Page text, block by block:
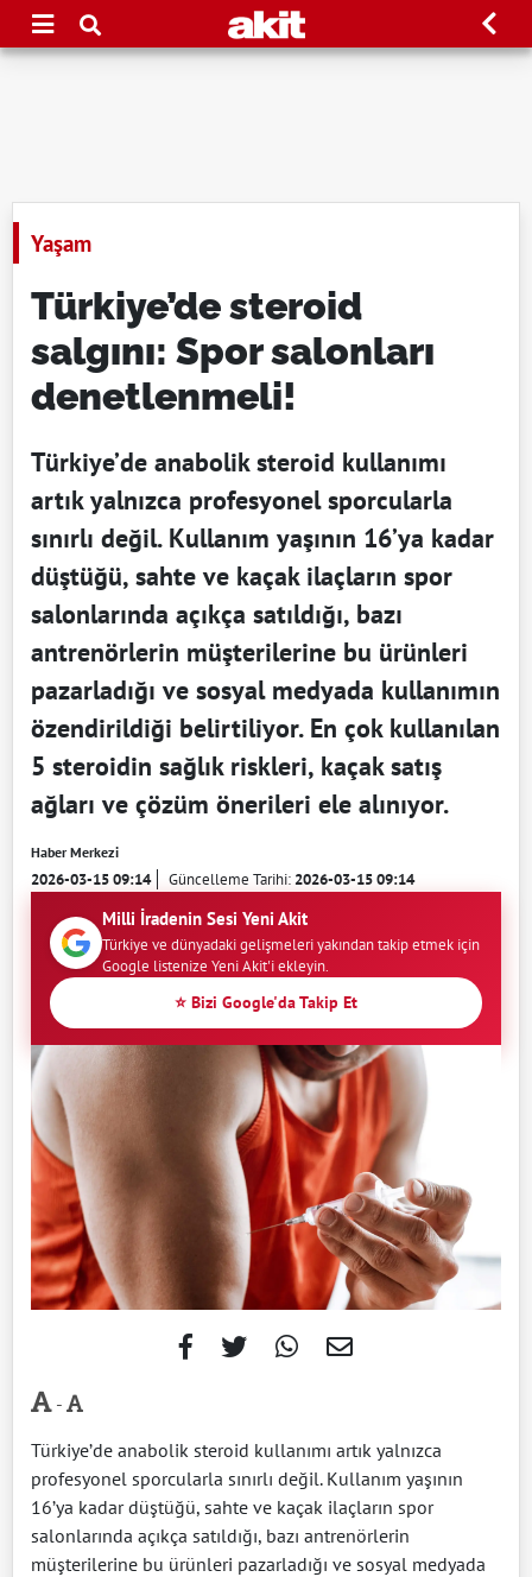
Yaşam
Türkiye’de steroid
salgını: Spor salonları
denetlenmeli!
Türkiye’de anabolik steroid kullanımı
artık yalnızca profesyonel sporcularla
sınırlı değil. Kullanım yaşının 16’ya kadar
düştüğü, sahte ve kaçak ilaçların spor
salonlarında açıkça satıldığı, bazı
antrenörlerin müşterilerine bu ürünleri
pazarladığı ve sosyal medyada kullanımın
özendirildiği belirtiliyor. En çok kullanılan
5 steroidin sağlık riskleri, kaçak satış
ağları ve çözüm önerileri ele alınıyor.
Haber Merkezi
2026-03-15 09:14 Güncelleme Tarihi:2026-03-15 09:14
Milli İradenin Sesi Yeni Akit
Türkiye ve dünyadaki gelişmeleri yakından takip etmek için
Google listenize Yeni Akit'i ekleyin.
⭐ Bizi Google'da Takip Et
-
Türkiye’de anabolik steroid kullanımı artık yalnızca
profesyonel sporcularla sınırlı değil. Kullanım yaşının
16’ya kadar düştüğü, sahte ve kaçak ilaçların spor
salonlarında açıkça satıldığı, bazı antrenörlerin
müşterilerine bu ürünleri pazarladığı ve sosyal medyada